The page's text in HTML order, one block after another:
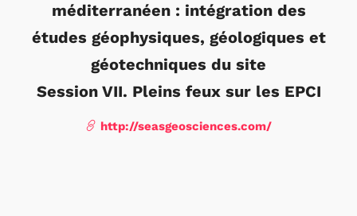
méditerranéen : intégration des
études géophysiques, géologiques et
géotechniques du site
Session VII. Pleins feux sur les EPCI
http://seasgeosciences.com/
Accueil
Horaires
Haut-parleurs